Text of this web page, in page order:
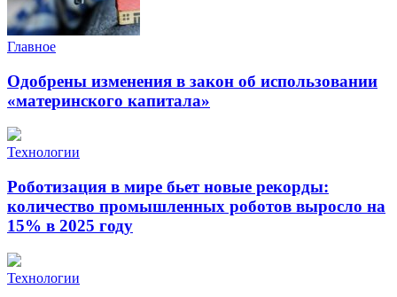
Главное
Одобрены изменения в закон об использовании
«материнского капитала»
Технологии
Роботизация в мире бьет новые рекорды:
количество промышленных роботов выросло на
15% в 2025 году
Технологии